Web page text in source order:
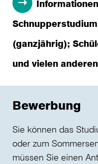
(ganzjährig);
und vielen
Bewerbung
Sie können das
oder zum
müssen Sie einen